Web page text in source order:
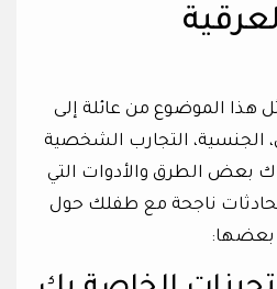
هذا الموضوع من عائلة إلى
الجنسية، التجارب الشخصية
بعض الطرق والأدوات التي
ناجحة مع طفلك حول
بعضها: